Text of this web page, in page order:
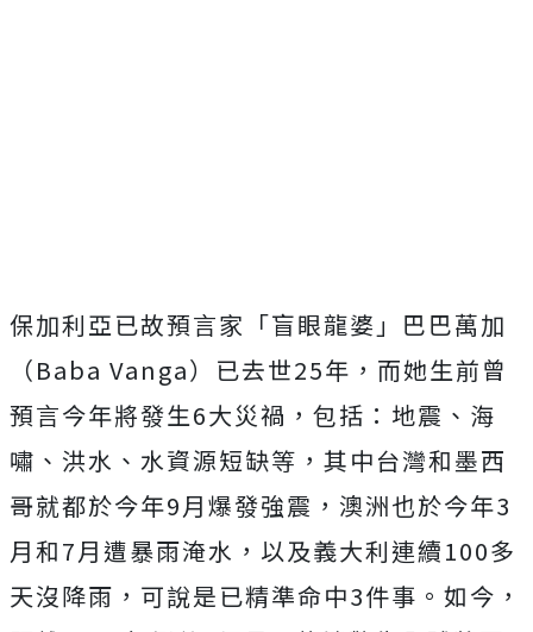
保加利亞已故預言家「盲眼龍婆」巴巴萬加
（Baba Vanga）已去世25年，而她生前曾
預言今年將發生6大災禍，包括： 地震、海
嘯、洪水、水資源短缺等，其中台灣和墨西
哥就都於今年9月爆發強震，澳洲也於今年3
月和7月遭暴雨淹水，以及義大利連續100多
天沒降雨，可說是已精準命中3件事。如今，